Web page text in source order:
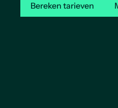
Bereken tarieven